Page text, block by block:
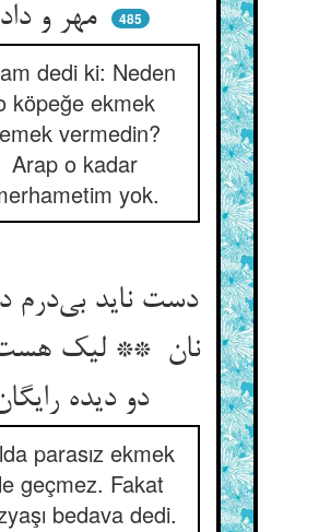
مهر و داد
485
dedi ki: Neden
köpeğe ekmek
vermedin?
Arap o kadar
yok.
دست ناید بی‌درم
نان ** لیک
دو دیده رایگان
parasız ekmek
geçmez. Fakat
bedava dedi.